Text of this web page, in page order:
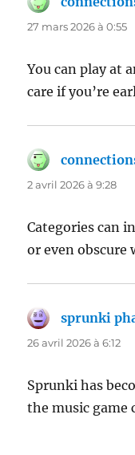
27 mars 2026 à 0:55
You can play at
care if you’re
2 avril 2026 à 9:28
Categories can
or even obscure
sprunki
26 avril 2026 à 6:12
Sprunki has
the music game